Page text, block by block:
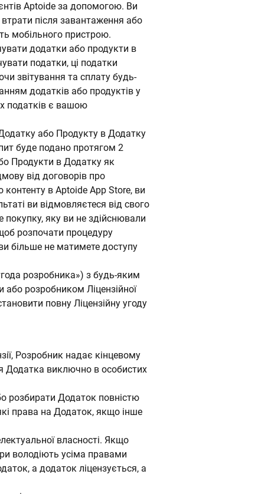
Aptoide за допомогою. Ви
після завантаження або
мобільного пристрою.
додатки або продукти в
податки, ці податки
звітування та сплату будь-
додатків або продуктів у
податків є вашою
або Продукту в Додатку
буде подано протягом 2
Продукти в Додатку як
від договорів про
в Aptoide App Store, ви
ви відмовляєтеся від свого
яку ви не здійснювали
розпочати процедуру
більше не матимете доступу
розробника») з будь-яким
розробником Ліцензійної
повну Ліцензійну угоду
Розробник надає кінцевому
Додатка виключно в особистих
розбирати Додаток повністю
права на Додаток, якщо інше
власності. Якщо
володіють усіма правами
а додаток ліцензується, а